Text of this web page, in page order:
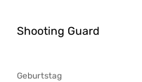
Shooting Guard
Geburtstag